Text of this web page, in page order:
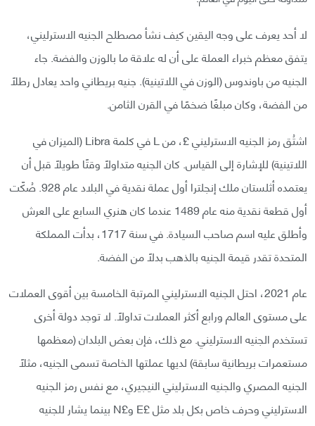
لا أحد يعرف على وجه اليقين كيف نشأ مصطلح الجنيه الاسترليني،
يتفق معظم خبراء العملة على أن له علاقة ما بالوزن والفضة. جاء
الجنيه من باوندوس (الوزن في اللاتينية). جنيه بريطاني واحد يعادل رطلًا
من الفضة، وكان مبلغًا ضخمًا في القرن الثامن.
اشتُق رمز الجنيه الاسترليني £، من L في كلمة Libra (الميزان في
اللاتينية) للإشارة إلى القياس. كان الجنيه متداولًا وقتًا طويلًا قبل أن
يعتمده أثلستان ملك إنجلترا أول عملة نقدية في البلاد عام 928. صُكّت
أول قطعة نقدية منه عام 1489 عندما كان هنري السابع على العرش
وأطلق عليه اسم صاحب السيادة. في سنة 1717، بدأت المملكة
المتحدة تقدر قيمة الجنيه بالذهب بدلًا من الفضة.
عام 2021، احتل الجنيه الاسترليني المرتبة الخامسة بين أقوى العملات
على مستوى العالم ورابع أكثر العملات تداولًا. لا توجد دولة أخرى
تستخدم الجنيه الاسترليني. مع ذلك، فإن بعض البلدان (معظمها
مستعمرات بريطانية سابقة) لديها عملتها الخاصة تسمى الجنيه، مثلًا
الجنيه المصري والجنيه الاسترليني النيجيري، مع نفس رمز الجنيه
الاسترليني وحرف خاص بكل بلد مثل £E و£N بينما يشار للجنيه